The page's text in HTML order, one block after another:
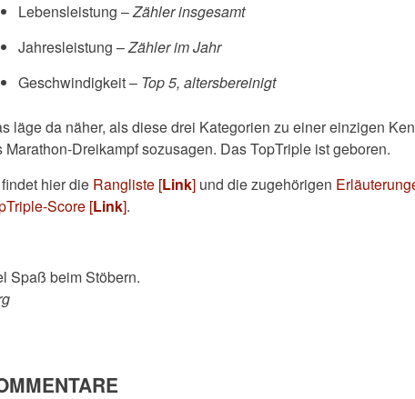
Lebensleistung –Zähler insgesamt
Jahresleistung –Zähler im Jahr
Geschwindigkeit – Top 5, altersbereinigt
läge da näher, als diese drei Kategorien zu einer einzigen
Marathon-Dreikampf sozusagen. Das TopTriple ist geboren.
hier die Rangliste [Link] und die zugehörigen
Score [Link].
Spaß beim Stöbern.